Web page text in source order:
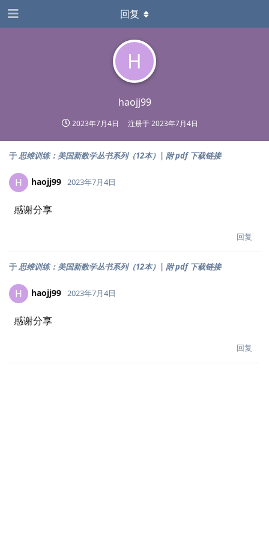
H
haojj99
2023年7月4日 注册于2023年7月4日
回复
于思维训练：美国新数学丛书系列（12本）| 附 pdf 下载链接
H haojj99 2023年7月4日
感谢分享
回复
于思维训练：美国新数学丛书系列（12本）| 附 pdf 下载链接
H haojj99 2023年7月4日
感谢分享
回复